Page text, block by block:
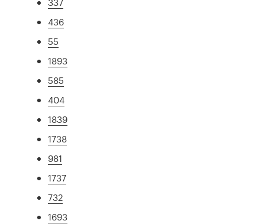
436
55
1893
585
404
1839
1738
981
1737
732
1693